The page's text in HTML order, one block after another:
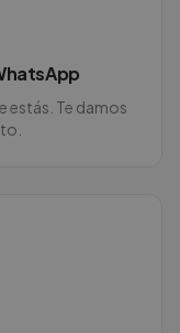
estás. Te damos